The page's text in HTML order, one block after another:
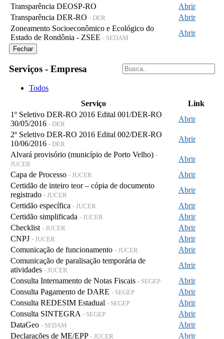
Transparência DEOSP-RO
Abrir
Transparência DER-RO - DER
Abrir
Zoneamento Socioeconômico e Ecológico do
Estado de Rondônia - ZSEE - SEDAM
Abrir
Fechar
Serviços - Empresa
Todos
Serviço
Link
1º Seletivo DER-RO 2016 Edital 001/DER-RO
30/05/2016 - DER
Abrir
2º Seletivo DER-RO 2016 Edital 002/DER-RO
10/06/2016 - DER
Abrir
Alvará provisório (município de Porto Velho) -
JUCER
Abrir
Capa de Processo - JUCER
Abrir
Certidão de inteiro teor – cópia de documento
registrado - JUCER
Abrir
Certidão específica - JUCER
Abrir
Certidão simplificada - JUCER
Abrir
Checklist - JUCER
Abrir
CNPJ - JUCER
Abrir
Comunicação de funcionamento - JUCER
Abrir
Comunicação de paralisação temporária de
atividades - JUCER
Abrir
Consulta Internamento de Notas Fiscais - SEGEP
Abrir
Consulta Pagamento de DARE - SEGEP
Abrir
Consulta REDESIM Estadual - SEGEP
Abrir
Consulta SINTEGRA - SEGEP
Abrir
DataGeo - SEDAM
Abrir
Declarações de ME/EPP - JUCER Abrir